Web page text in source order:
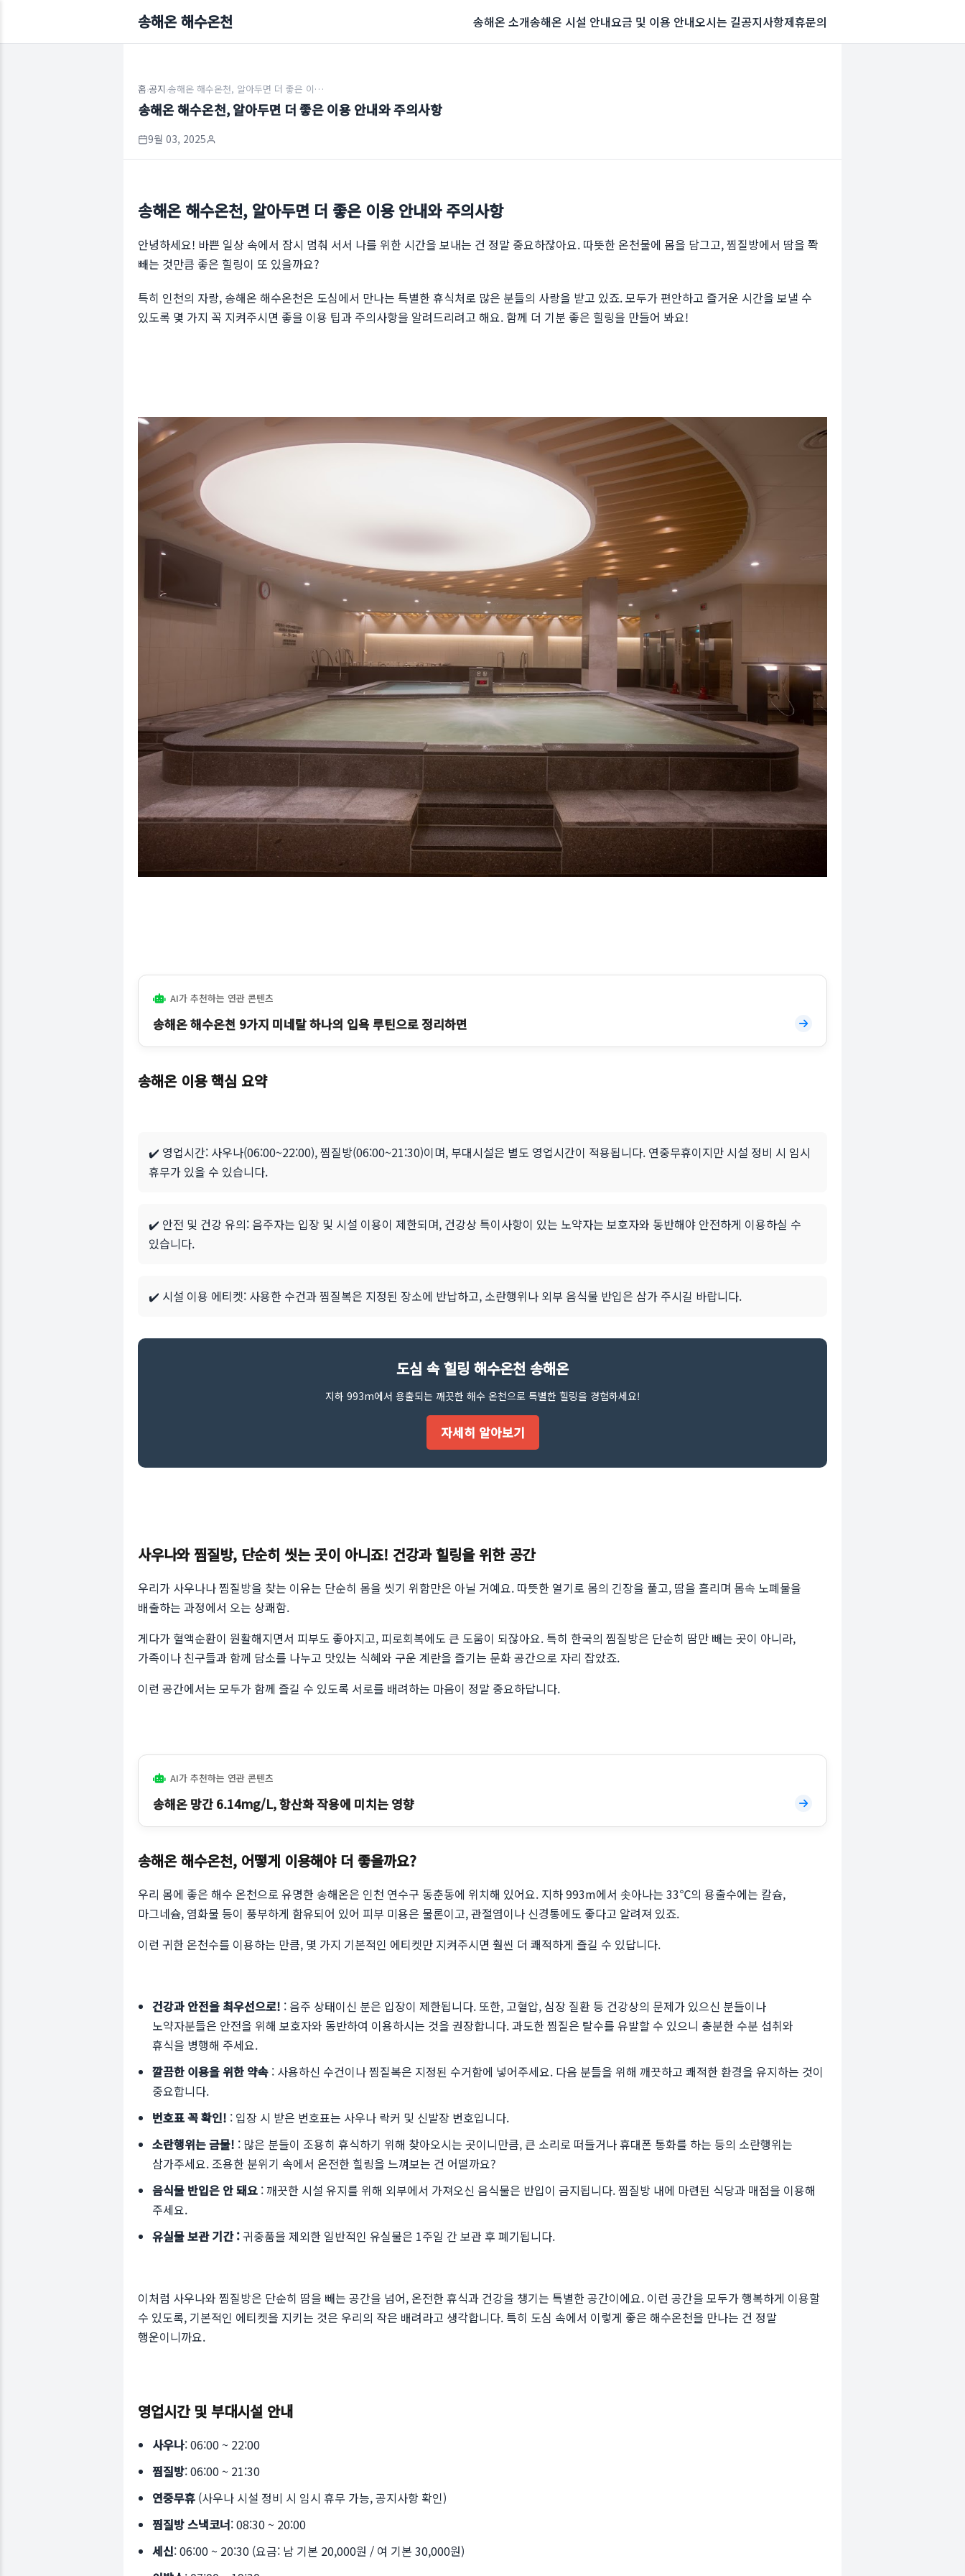
송해온 해수온천 송해온 소개송해온 시설 안내요금 및 이용 안내오시는 길공지사항제휴문의
홈›공지› 송해온 해수온천, 알아두면 더 좋은 이용 안내와 주의사항
송해온 해수온천, 알아두면 더 좋은 이용 안내와 주의사항
9월 03, 2025
송해온 해수온천, 알아두면 더 좋은 이용 안내와 주의사항
안녕하세요! 바쁜 일상 속에서 잠시 멈춰 서서 나를 위한 시간을 보내는 건 정말 중요하잖아요. 따뜻한 온천물에 몸을 담그고, 찜질방에서 땀을 쫙
빼는 것만큼 좋은 힐링이 또 있을까요?
특히 인천의 자랑, 송해온 해수온천은 도심에서 만나는 특별한 휴식처로 많은 분들의 사랑을 받고 있죠. 모두가 편안하고 즐거운 시간을 보낼 수
있도록 몇 가지 꼭 지켜주시면 좋을 이용 팁과 주의사항을 알려드리려고 해요. 함께 더 기분 좋은 힐링을 만들어 봐요!
AI가 추천하는 연관 콘텐츠
송해온 해수온천 9가지 미네랄 하나의 입욕 루틴으로 정리하면
송해온 이용 핵심 요약
✔️ 영업시간: 사우나(06:00~22:00), 찜질방(06:00~21:30)이며, 부대시설은 별도 영업시간이 적용됩니다. 연중무휴이지만 시설 정비 시 임시
휴무가 있을 수 있습니다.
✔️ 안전 및 건강 유의: 음주자는 입장 및 시설 이용이 제한되며, 건강상 특이사항이 있는 노약자는 보호자와 동반해야 안전하게 이용하실 수
있습니다.
✔️ 시설 이용 에티켓: 사용한 수건과 찜질복은 지정된 장소에 반납하고, 소란행위나 외부 음식물 반입은 삼가 주시길 바랍니다.
도심 속 힐링 해수온천 송해온
지하 993m에서 용출되는 깨끗한 해수 온천으로 특별한 힐링을 경험하세요!
자세히 알아보기
사우나와 찜질방, 단순히 씻는 곳이 아니죠! 건강과 힐링을 위한 공간
우리가 사우나나 찜질방을 찾는 이유는 단순히 몸을 씻기 위함만은 아닐 거예요. 따뜻한 열기로 몸의 긴장을 풀고, 땀을 흘리며 몸속 노폐물을
배출하는 과정에서 오는 상쾌함.
게다가 혈액순환이 원활해지면서 피부도 좋아지고, 피로회복에도 큰 도움이 되잖아요. 특히 한국의 찜질방은 단순히 땀만 빼는 곳이 아니라,
가족이나 친구들과 함께 담소를 나누고 맛있는 식혜와 구운 계란을 즐기는 문화 공간으로 자리 잡았죠.
이런 공간에서는 모두가 함께 즐길 수 있도록 서로를 배려하는 마음이 정말 중요하답니다.
AI가 추천하는 연관 콘텐츠
송해온 망간 6.14mg/L, 항산화 작용에 미치는 영향
송해온 해수온천, 어떻게 이용해야 더 좋을까요?
우리 몸에 좋은 해수 온천으로 유명한 송해온은 인천 연수구 동춘동에 위치해 있어요. 지하 993m에서 솟아나는 33℃의 용출수에는 칼슘,
마그네슘, 염화물 등이 풍부하게 함유되어 있어 피부 미용은 물론이고, 관절염이나 신경통에도 좋다고 알려져 있죠.
이런 귀한 온천수를 이용하는 만큼, 몇 가지 기본적인 에티켓만 지켜주시면 훨씬 더 쾌적하게 즐길 수 있답니다.
건강과 안전을 최우선으로! : 음주 상태이신 분은 입장이 제한됩니다. 또한, 고혈압, 심장 질환 등 건강상의 문제가 있으신 분들이나
노약자분들은 안전을 위해 보호자와 동반하여 이용하시는 것을 권장합니다. 과도한 찜질은 탈수를 유발할 수 있으니 충분한 수분 섭취와
휴식을 병행해 주세요.
깔끔한 이용을 위한 약속 : 사용하신 수건이나 찜질복은 지정된 수거함에 넣어주세요. 다음 분들을 위해 깨끗하고 쾌적한 환경을 유지하는 것이
중요합니다.
번호표 꼭 확인! : 입장 시 받은 번호표는 사우나 락커 및 신발장 번호입니다.
소란행위는 금물! : 많은 분들이 조용히 휴식하기 위해 찾아오시는 곳이니만큼, 큰 소리로 떠들거나 휴대폰 통화를 하는 등의 소란행위는
삼가주세요. 조용한 분위기 속에서 온전한 힐링을 느껴보는 건 어떨까요?
음식물 반입은 안 돼요 : 깨끗한 시설 유지를 위해 외부에서 가져오신 음식물은 반입이 금지됩니다. 찜질방 내에 마련된 식당과 매점을 이용해
주세요.
유실물 보관 기간 :귀중품을 제외한 일반적인 유실물은 1주일 간 보관 후 폐기됩니다.
이처럼 사우나와 찜질방은 단순히 땀을 빼는 공간을 넘어, 온전한 휴식과 건강을 챙기는 특별한 공간이에요. 이런 공간을 모두가 행복하게 이용할
수 있도록, 기본적인 에티켓을 지키는 것은 우리의 작은 배려라고 생각합니다. 특히 도심 속에서 이렇게 좋은 해수온천을 만나는 건 정말
행운이니까요.
영업시간 및 부대시설 안내
사우나: 06:00 ~ 22:00
찜질방: 06:00 ~ 21:30
연중무휴 (사우나 시설 정비 시 임시 휴무 가능, 공지사항 확인)
찜질방 스낵코너: 08:30 ~ 20:00
세신: 06:00 ~ 20:30 (요금: 남 기본 20,000원 / 여 기본 30,000원)